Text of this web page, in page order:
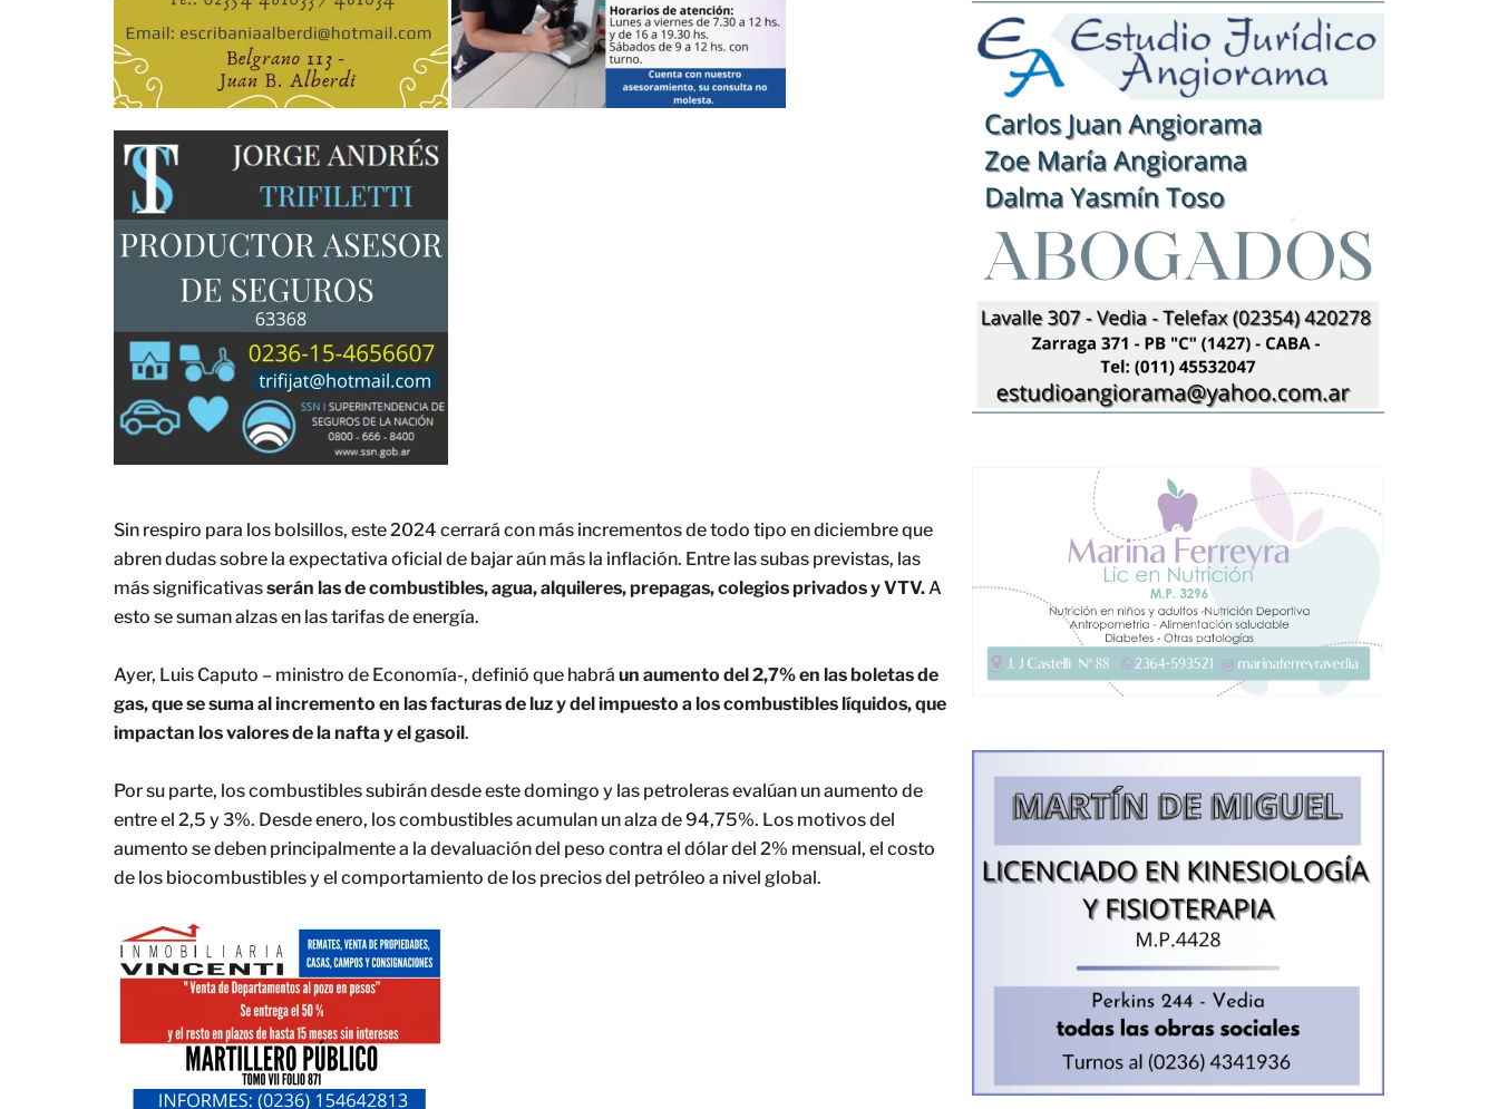
Sin respiro para los bolsillos, este 2024 cerrará con más incrementos de todo tipo en diciembre que
abren dudas sobre la expectativa oficial de bajar aún más la inflación. Entre las subas previstas, las
más significativasserán las de combustibles, agua, alquileres, prepagas, colegios privados y VTV.A
esto se suman alzas en las tarifas de energía.
Ayer, Luis Caputo – ministro de Economía-, definió que habrá un aumento del 2,7% en las boletas de
gas, que se suma al incremento en las facturas de luz y del impuesto a los combustibles líquidos, que
impactan los valores de la nafta y el gasoil.
Por su parte, los combustibles subirán desde este domingo y las petroleras evalúan un aumento de
entre el 2,5 y 3%. Desde enero, los combustibles acumulan un alza de 94,75%. Los motivos del
aumento se deben principalmente a la devaluación del peso contra el dólar del 2% mensual, el costo
de los biocombustibles y el comportamiento de los precios del petróleo a nivel global.